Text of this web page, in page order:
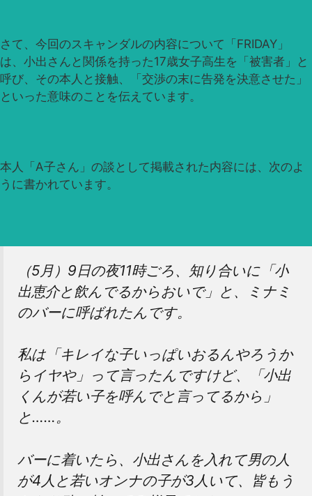
さて、今回のスキャンダルの内容について「FRIDAY」
は、小出さんと関係を持った17歳女子高生を「被害者」と
呼び、その本人と接触、「交渉の末に告発を決意させた」
といった意味のことを伝えています。
本人「A子さん」の談として掲載された内容には、次のよ
うに書かれています。
（5月）9日の夜11時ごろ、知り合いに「小
出恵介と飲んでるからおいで」と、ミナミ
のバーに呼ばれたんです。
私は「キレイな子いっぱいおるんやろうか
らイヤや」って言ったんですけど、「小出
くんが若い子を呼んでと言ってるから」
と……。
バーに着いたら、小出さんを入れて男の人
が4人と若いオンナの子が3人いて、皆もう